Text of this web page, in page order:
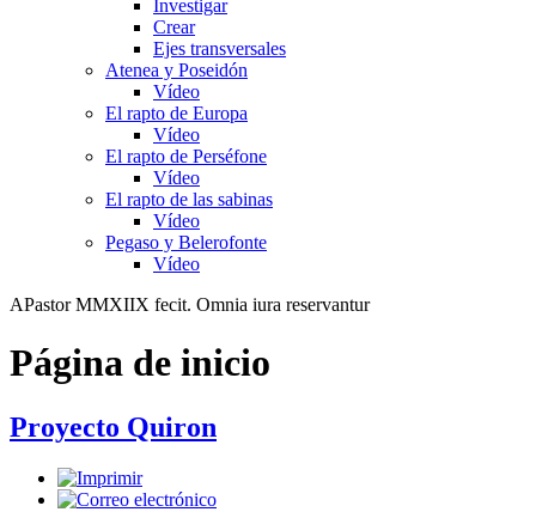
Investigar
Crear
Ejes transversales
Atenea y Poseidón
Vídeo
El rapto de Europa
Vídeo
El rapto de Perséfone
Vídeo
El rapto de las sabinas
Vídeo
Pegaso y Belerofonte
Vídeo
APastor MMXIIX fecit. Omnia iura reservantur
Página de inicio
Proyecto Quiron